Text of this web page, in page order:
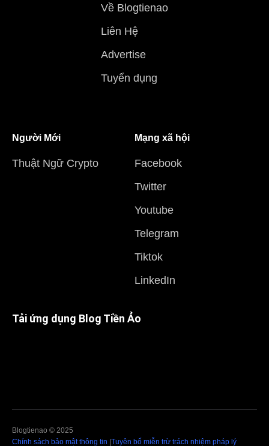
Về Blogtienao
Liên Hệ
Advertise
Tuyển dụng
Người Mới
Thuật Ngữ Crypto
Mạng xã hội
Facebook
Twitter
Youtube
Telegram
Tiktok
LinkedIn
Tải ứng dụng Blog Tiền Ảo
Blogtienao © 2025
Chính sách bảo mật thông tin Tuyên bố miễn trừ trách nhiệm pháp lý